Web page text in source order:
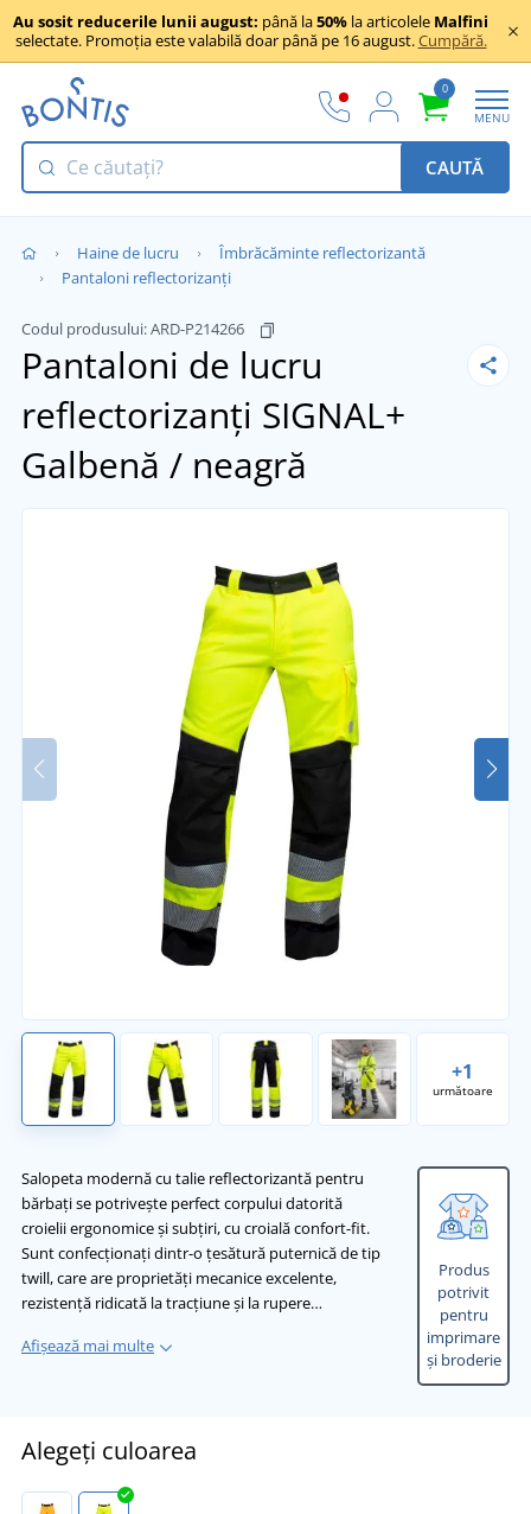
Au sosit reducerile lunii august: până la50% la articolele Malfini
selectate. Promoția este valabilă doar până pe 16 august.Cumpără.
0
MENU
CAUTĂ
Haine de lucru
Îmbrăcăminte reflectorizantă
Pantaloni reflectorizanți
Codul produsului:ARD-P214266
Pantaloni de lucru
reflectorizanți SIGNAL+
Galbenă / neagră
+1
următoare
Salopeta modernă cu talie reflectorizantă pentru
bărbați se potrivește perfect corpului datorită
croielii ergonomice și subțiri, cu croială confort-fit.
Sunt confecționați dintr-o țesătură puternică de tip
twill, care are proprietăți mecanice excelente,
rezistență ridicată la tracțiune și la rupere…
Afișează mai multe
Produs
potrivit
pentru
imprimare
și broderie
Alegeți culoarea